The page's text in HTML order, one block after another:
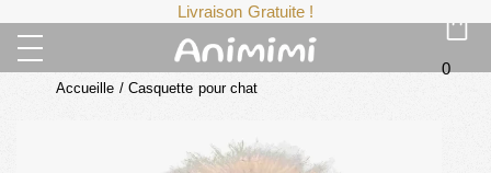
Livraison Gratuite !
0
Accueille / Casquette pour chat